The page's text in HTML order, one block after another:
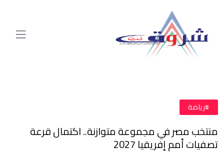
#رياضة
منتخب مصر في مجموعة متوازنة.. اكتمال قرعة
تصفيات أمم إفريقيا 2027